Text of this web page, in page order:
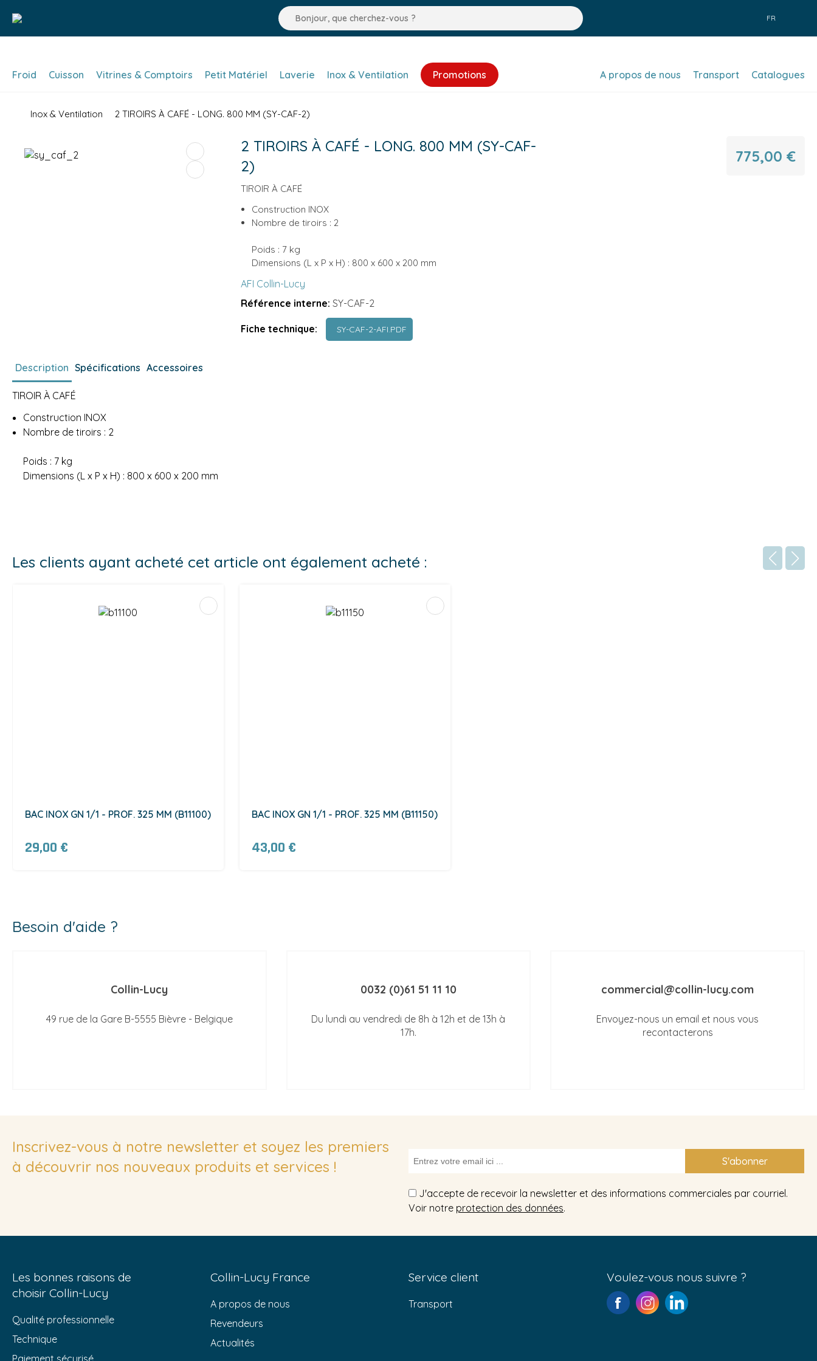
FR
Froid Cuisson Vitrines & Comptoirs Petit Matériel Laverie Inox & Ventilation Promotions A propos de nous Transport Catalogues
Inox & Ventilation 2 TIROIRS À CAFÉ - LONG. 800 MM (SY-CAF-2)
2 TIROIRS À CAFÉ - LONG. 800 MM (SY-CAF-
2)
TIROIR À CAFÉ
Construction INOX
Nombre de tiroirs : 2
Poids : 7 kg
Dimensions (L x P x H) : 800 x 600 x 200 mm
AFI Collin-Lucy
Référence interne: SY-CAF-2
Fiche technique: SY-CAF-2-AFI.PDF
775,00 €
Description Spécifications Accessoires
TIROIR À CAFÉ
Construction INOX
Nombre de tiroirs : 2
Poids : 7 kg
Dimensions (L x P x H) : 800 x 600 x 200 mm
Les clients ayant acheté cet article ont également acheté :
BAC INOX GN 1/1 - PROF. 325 MM (B11100)
29,00 €
BAC INOX GN 1/1 - PROF. 325 MM (B11150)
43,00 €
Besoin d'aide ?
Collin-Lucy
49 rue de la Gare B-5555 Bièvre - Belgique
0032 (0)61 51 11 10
Du lundi au vendredi de 8h à 12h et de 13h à
17h.
commercial@collin-lucy.com
Envoyez-nous un email et nous vous
recontacterons
Inscrivez-vous à notre newsletter et soyez les premiers
à découvrir nos nouveaux produits et services !
S'abonner
J'accepte de recevoir la newsletter et des informations commerciales par courriel.
Voir notre protection des données.
Les bonnes raisons de
choisir Collin-Lucy
Qualité professionnelle
Technique
Paiement sécurisé
Collin-Lucy France
A propos de nous
Revendeurs
Actualités
Service client
Transport
Voulez-vous nous suivre ?